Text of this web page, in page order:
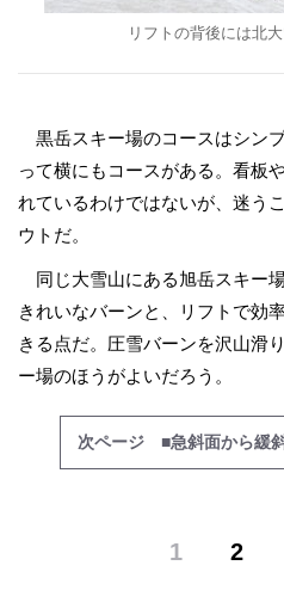
リフトの背後には北
黒岳スキー場のコースはシン
って横にもコースがある。看板
れているわけではないが、迷う
ウトだ。
同じ大雪山にある旭岳スキー
きれいなバーンと、リフトで効
きる点だ。圧雪バーンを沢山滑
ー場のほうがよいだろう。
次ページ ■急斜面から緩
1 2